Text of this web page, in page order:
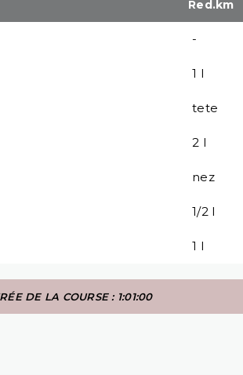
Red.km
-
1 l
tete
2 l
nez
1/2 l
1 l
DE LA COURSE : 1:01:00